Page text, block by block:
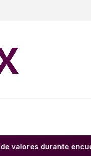
valores durante